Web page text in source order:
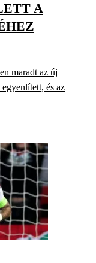
A
maradt az új
és az